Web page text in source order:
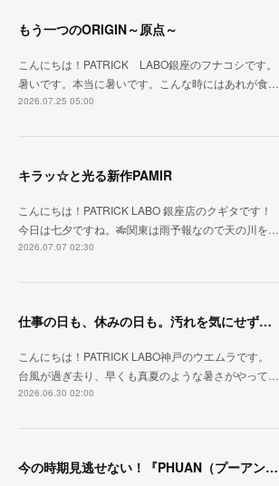
もう一つのORIGIN～原点～
こんにちは！PATRICK LABO銀座のフナコシです。
暑いです。本当に暑いです。こんな時にはあれが食…
2026.07.25 05:00
キラッ☆と光る新作PAMIR
こんにちは！PATRICK LABO 銀座店のクギタです！
今日は七夕ですね。🎋関東は雨予報なので天の川を…
2026.07.07 02:30
仕事の日も、休みの日も。汚れを気にせず毎日履ける『PUNCH-WP_WHT』
こんにちは！PATRICK LABO神戸のウエムラです。
台風が過ぎ去り、早くも真夏のような暑さがやって…
2026.06.30 02:00
今の時期見逃せない！『PHUAN（プーアン）』